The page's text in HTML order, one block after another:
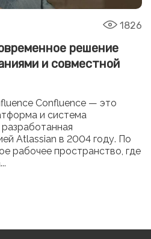
1826
решение
и совместной
Confluence — это
и система
Atlassian в 2004 году. По
рабочее пространство, где